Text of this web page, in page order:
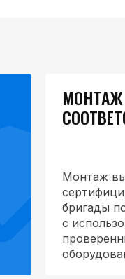
Монтаж
бригады
с